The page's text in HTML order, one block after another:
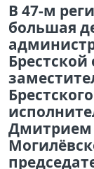
В 47-м
большая
Брестской
Дмитрием